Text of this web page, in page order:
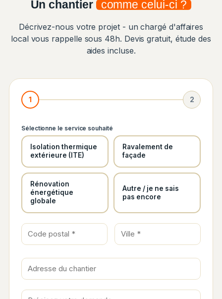
Un chantier comme celui-ci ?
Décrivez-nous votre projet - un chargé d'affaires
local vous rappelle sous 48h. Devis gratuit, étude des
aides incluse.
1 2
Sélectionne le service souhaité
Isolation thermique
extérieure (ITE)
Ravalement de
façade
Rénovation
énergétique
globale
Autre / je ne sais
pas encore